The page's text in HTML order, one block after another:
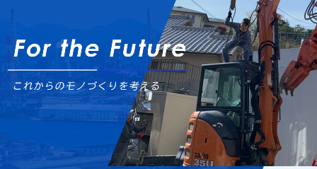
採用情報
協力会社募集
解体工事お見積のご依頼
お知らせ